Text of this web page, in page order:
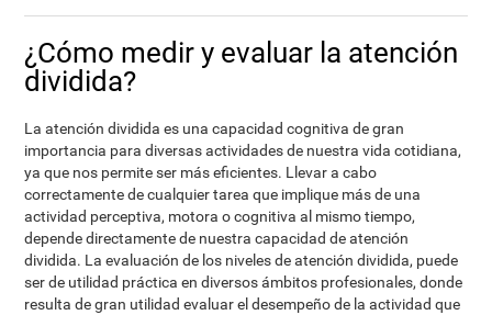
¿Cómo medir y evaluar la atención
dividida?
La atención dividida es una capacidad cognitiva de gran
importancia para diversas actividades de nuestra vida cotidiana,
ya que nos permite ser más eficientes. Llevar a cabo
correctamente de cualquier tarea que implique más de una
actividad perceptiva, motora o cognitiva al mismo tiempo,
depende directamente de nuestra capacidad de atención
dividida. La evaluación de los niveles de atención dividida, puede
ser de utilidad práctica en diversos ámbitos profesionales, donde
resulta de gran utilidad evaluar el desempeño de la actividad que